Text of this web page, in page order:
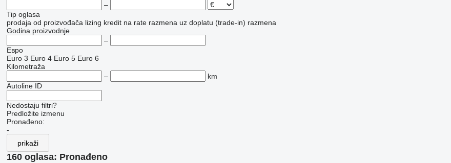
–
Tip oglasa
prodaja od proizvođača lizing kredit na rate razmena uz doplatu (trade-in) razmena
Godina proizvodnje
–
Евро
Euro 3 Euro 4 Euro 5 Euro 6
Kilometraža
–
km
Autoline ID
Nedostaju filtri?
Predložite izmenu
Pronađeno:
-
prikaži
160 oglasa: Pronađeno